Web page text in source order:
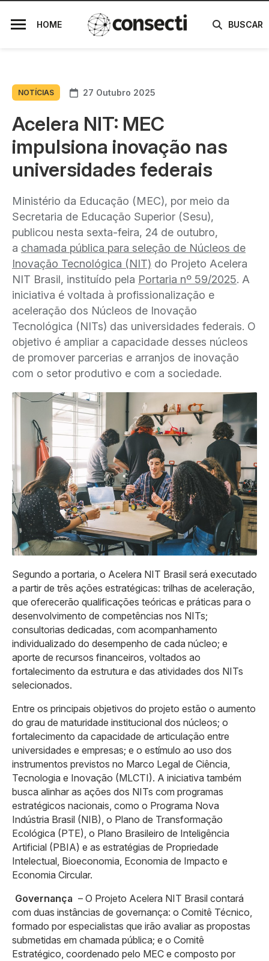
HOME BUSCAR
NOTÍCIAS 27 Outubro 2025
Acelera NIT: MEC
impulsiona inovação nas
universidades federais
Ministério da Educação (MEC), por meio da
Secretaria de Educação Superior (Sesu),
publicou nesta sexta-feira, 24 de outubro,
a chamada pública para seleção de Núcleos de
Inovação Tecnológica (NIT) do Projeto Acelera
NIT Brasil, instituído pela Portaria nº 59/2025. A
iniciativa é voltada à profissionalização e
aceleração dos Núcleos de Inovação
Tecnológica (NITs) das universidades federais. O
objetivo é ampliar a capacidade desses núcleos
de promover parcerias e arranjos de inovação
com o setor produtivo e com a sociedade.
Segundo a portaria, o Acelera NIT Brasil será executado
a partir de três ações estratégicas: trilhas de aceleração,
que oferecerão qualificações teóricas e práticas para o
desenvolvimento de competências nos NITs;
consultorias dedicadas, com acompanhamento
individualizado do desempenho de cada núcleo; e
aporte de recursos financeiros, voltados ao
fortalecimento da estrutura e das atividades dos NITs
selecionados.
Entre os principais objetivos do projeto estão o aumento
do grau de maturidade institucional dos núcleos; o
fortalecimento da capacidade de articulação entre
universidades e empresas; e o estímulo ao uso dos
instrumentos previstos no Marco Legal de Ciência,
Tecnologia e Inovação (MLCTI). A iniciativa também
busca alinhar as ações dos NITs com programas
estratégicos nacionais, como o Programa Nova
Indústria Brasil (NIB), o Plano de Transformação
Ecológica (PTE), o Plano Brasileiro de Inteligência
Artificial (PBIA) e as estratégias de Propriedade
Intelectual, Bioeconomia, Economia de Impacto e
Economia Circular.
Governança – O Projeto Acelera NIT Brasil contará
com duas instâncias de governança: o Comitê Técnico,
formado por especialistas que irão avaliar as propostas
submetidas em chamada pública; e o Comitê
Estratégico, coordenado pelo MEC e composto por